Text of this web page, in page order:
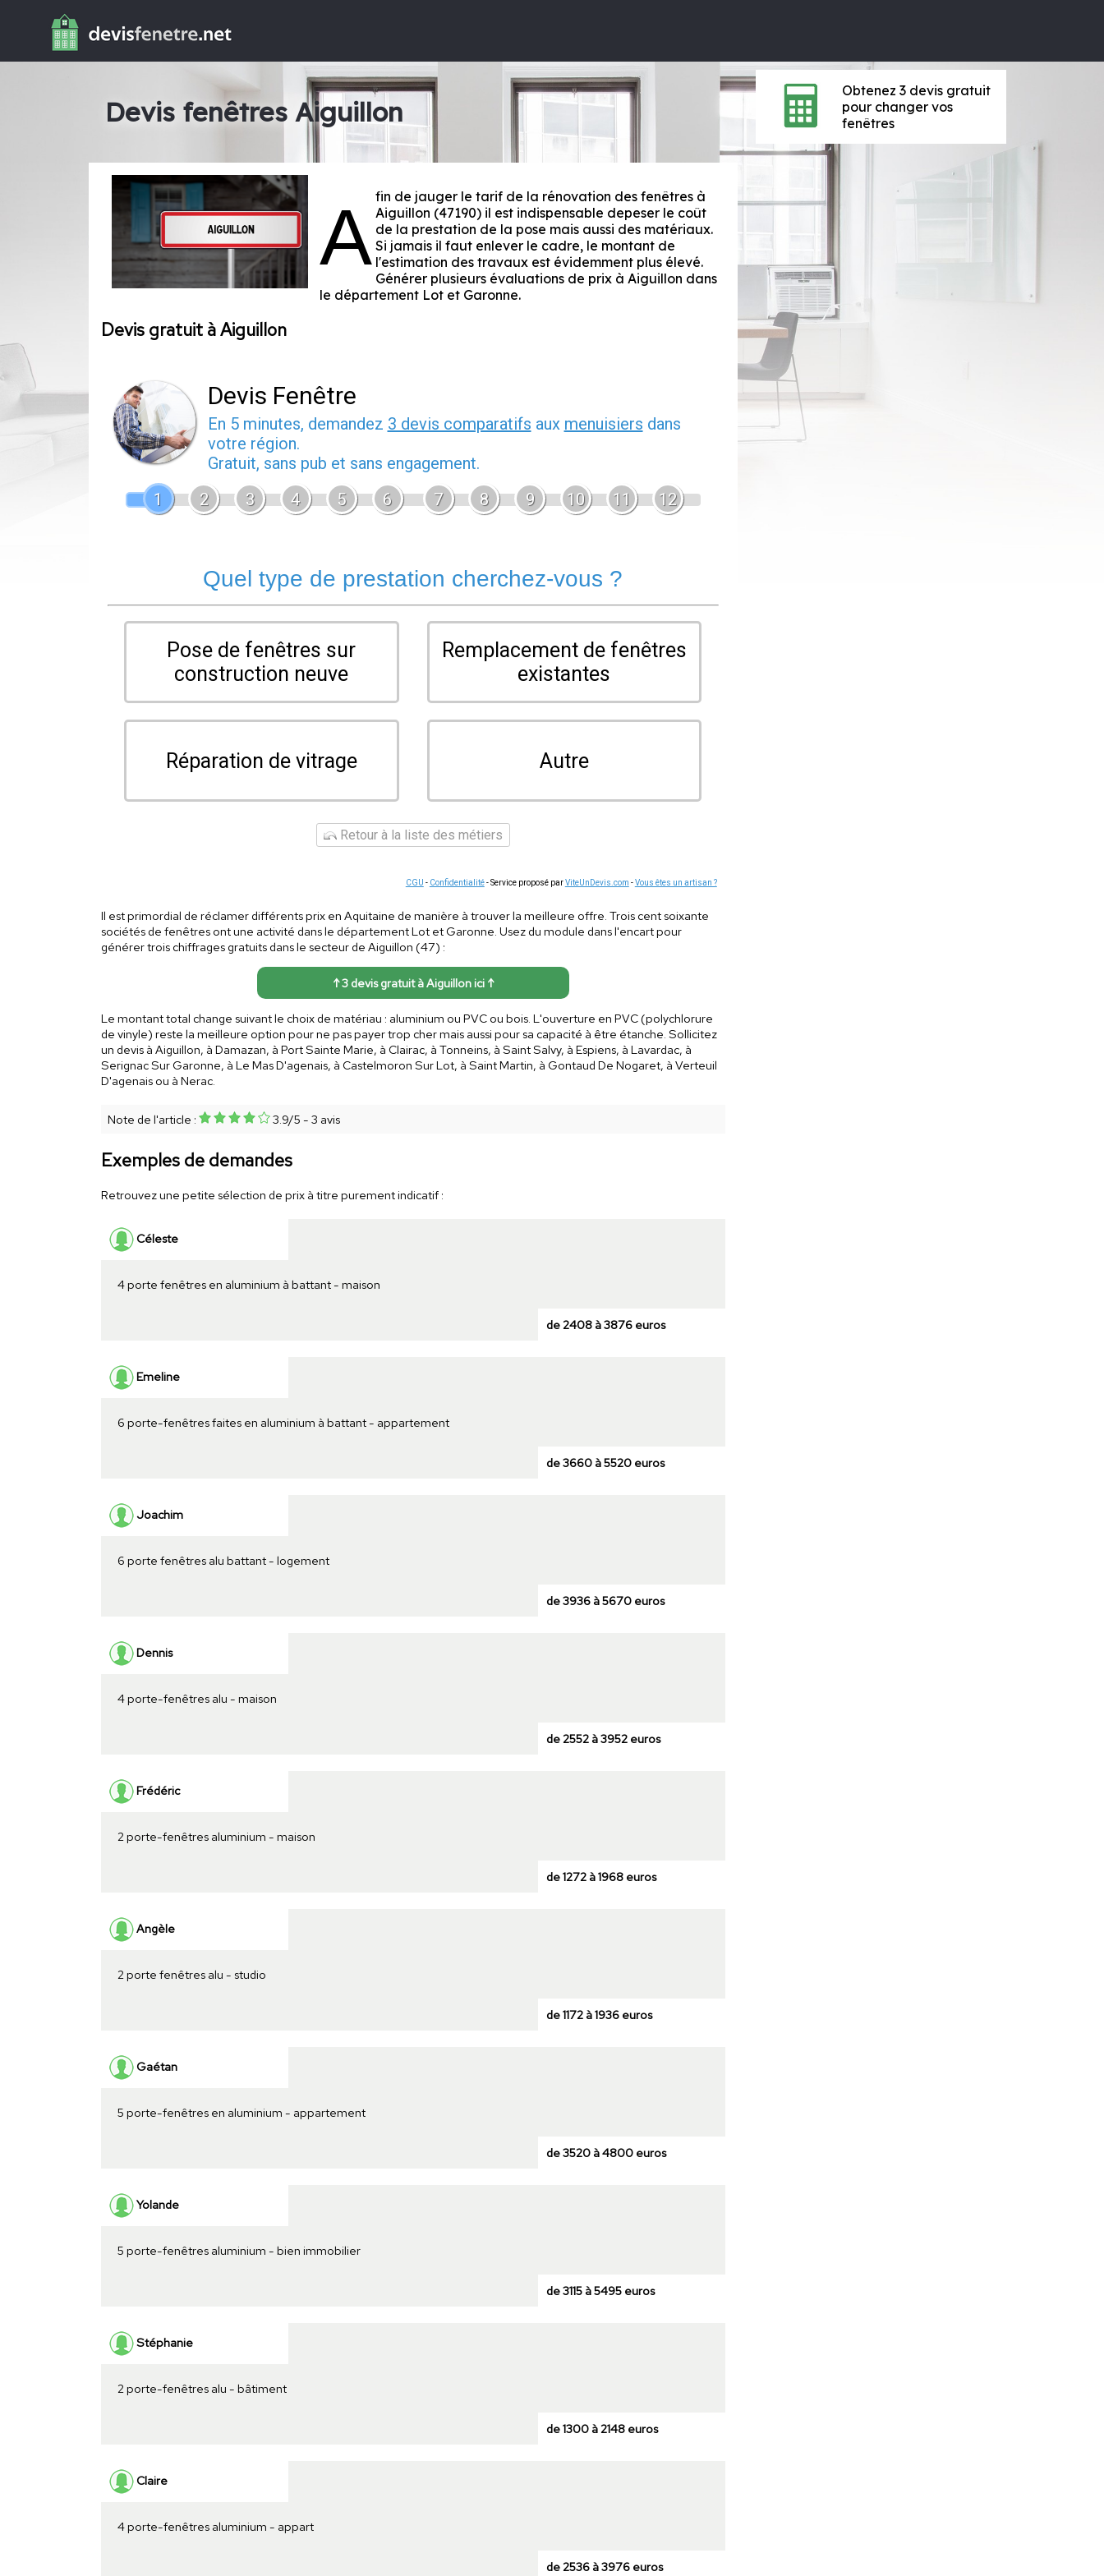
Devis fenêtres Aiguillon
A fin de jauger le tarif de la rénovation des fenêtres à
Aiguillon (47190) il est indispensable depeser le coût
de la prestation de la pose mais aussi des matériaux.
Si jamais il faut enlever le cadre, le montant de
l'estimation des travaux est évidemment plus élevé.
Générer plusieurs évaluations de prix à Aiguillon dans
le département Lot et Garonne.
Devis gratuit à Aiguillon
Devis Fenêtre
En 5 minutes, demandez 3 devis comparatifs aux menuisiers dans
votre région.
Gratuit, sans pub et sans engagement.
1
2 3 4 5 6 7 8 9 10 11 12
Quel type de prestation cherchez-vous ?
Pose de fenêtres sur
construction neuve
Remplacement de fenêtres
existantes
Réparation de vitrage Autre
Retour à la liste des métiers
CGU - Confidentialité- Service proposé parViteUnDevis.com -Vous êtes un artisan ?
Il est primordial de réclamer différents prix en Aquitaine de manière à trouver la meilleure offre. Trois cent soixante
sociétés de fenêtres ont une activité dans le département Lot et Garonne. Usez du module dans l'encart pour
générer trois chiffrages gratuits dans le secteur de Aiguillon (47) :
↑ 3 devis gratuit à Aiguillon ici ↑
Le montant total change suivant le choix de matériau : aluminium ou PVC ou bois. L'ouverture en PVC (polychlorure
de vinyle) reste la meilleure option pour ne pas payer trop cher mais aussi pour sa capacité à être étanche. Sollicitez
un devis à Aiguillon, à Damazan, à Port Sainte Marie, à Clairac, à Tonneins, à Saint Salvy, à Espiens, à Lavardac, à
Serignac Sur Garonne, à Le Mas D'agenais, à Castelmoron Sur Lot, à Saint Martin, à Gontaud De Nogaret, à Verteuil
D'agenais ou à Nerac.
Note de l'article : 3.9/5 - 3 avis
Exemples de demandes
Retrouvez une petite sélection de prix à titre purement indicatif :
Céleste
4 porte fenêtres en aluminium à battant - maison
de 2408 à 3876 euros
Emeline
6 porte-fenêtres faites en aluminium à battant - appartement
de 3660 à 5520 euros
Joachim
6 porte fenêtres alu battant - logement
de 3936 à 5670 euros
Dennis
4 porte-fenêtres alu - maison
de 2552 à 3952 euros
Frédéric
2 porte-fenêtres aluminium - maison
de 1272 à 1968 euros
Angèle
2 porte fenêtres alu - studio
de 1172 à 1936 euros
Gaétan
5 porte-fenêtres en aluminium - appartement
de 3520 à 4800 euros
Yolande
5 porte-fenêtres aluminium - bien immobilier
de 3115 à 5495 euros
Stéphanie
2 porte-fenêtres alu - bâtiment
de 1300 à 2148 euros
Claire
4 porte-fenêtres aluminium - appart
de 2536 à 3976 euros
Obtenez 3 devis gratuit
pour changer vos
fenêtres